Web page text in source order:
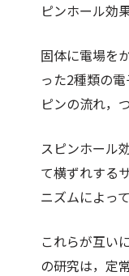
ピンホール効
固体に電場を
った2種類の
ピンの流れ，
スピンホール
て横ずれする
ニズムによっ
これらが互い
の研究は，定